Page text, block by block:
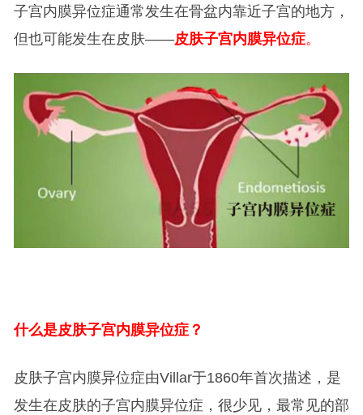
子宫内膜异位症通常发生在骨盆内靠近子宫的地方，
但也可能发生在皮肤——皮肤子宫内膜异位症。
什么是皮肤子宫内膜异位症？
皮肤子宫内膜异位症由Villar于1860年首次描述，是
发生在皮肤的子宫内膜异位症，很少见，最常见的部